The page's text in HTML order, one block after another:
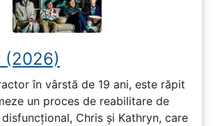
(2026)
în vârstă de 19 ani, este răpit
un proces de reabilitare de
Chris și Kathryn, care